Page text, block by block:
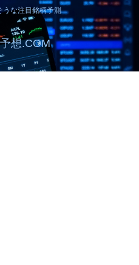
うな注目銘柄予測
想.COM